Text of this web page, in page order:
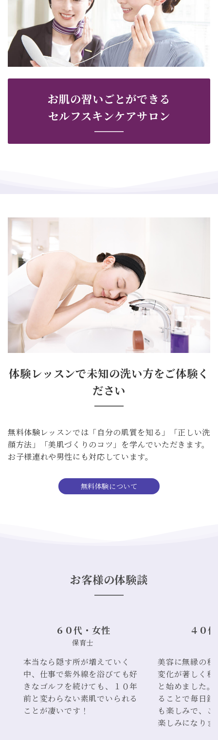
お肌の習いごとができる
セルフスキンケアサロン
体験レッスンで未知の洗い方をご体験く
ださい
無料体験レッスンでは「⾃分の肌質を知る」「正しい洗
顔⽅法」「美肌づくりのコツ」を学んでいただきます。
お⼦様連れや男性にも対応しています。
無料体験について
お客様の体験談
６０代・女性
保育⼠
本当なら隠す所が増えていく
中、仕事で紫外線を浴びても好
きなゴルフを続けても、１０年
前と変わらない素肌でいられる
ことが凄いです！
４０
美容に無縁の
変化が著しく
と始めました
ることで毎⽇
も楽しみで、
楽しみになりま